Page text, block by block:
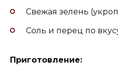
Свежая зелень
Соль и перец по
Приготовление: